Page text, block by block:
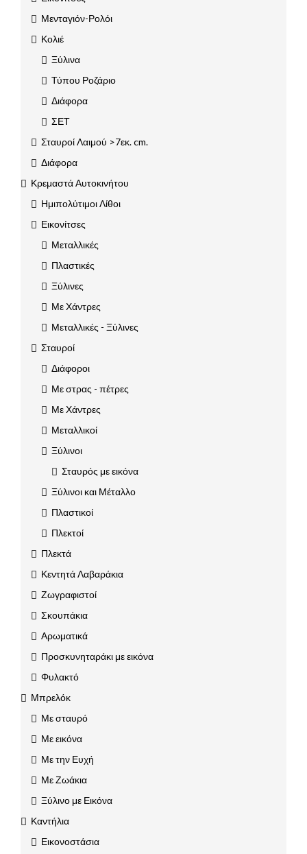
Μενταγιόν-Ρολόι
Κολιέ
Ξύλινα
Τύπου Ροζάριο
Διάφορα
ΣΕΤ
Σταυροί Λαιμού >7εκ. cm.
Διάφορα
Κρεμαστά Αυτοκινήτου
Ημιπολύτιμοι Λίθοι
Εικονίτσες
Μεταλλικές
Πλαστικές
Ξύλινες
Με Χάντρες
Μεταλλικές - Ξύλινες
Σταυροί
Διάφοροι
Με στρας - πέτρες
Με Χάντρες
Μεταλλικοί
Ξύλινοι
Σταυρός με εικόνα
Ξύλινοι και Μέταλλο
Πλαστικοί
Πλεκτοί
Πλεκτά
Κεντητά Λαβαράκια
Ζωγραφιστοί
Σκουπάκια
Αρωματικά
Προσκυνηταράκι με εικόνα
Φυλακτό
Μπρελόκ
Με σταυρό
Με εικόνα
Με την Ευχή
Με Ζωάκια
Ξύλινο με Εικόνα
Καντήλια
Εικονοστάσια